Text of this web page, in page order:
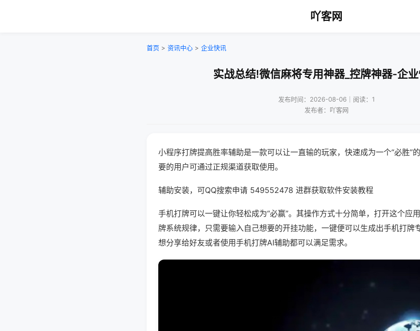
吖客网
首页 > 资讯中心 > 企业快讯
实战总结!微信麻将专用神器_控牌神器-企
发布时间：2026-08-06｜阅读：1
发布者：吖客网
小程序打牌提高胜率辅助是一款可以让一直输的玩家，快速成为一个“必胜”
要的用户可通过正规渠道获取使用。
辅助安装，可QQ搜索申请 549552478 进群获取软件安装教程
手机打牌可以一键让你轻松成为“必赢”。其操作方式十分简单，打开这个应
牌系统规律，只需要输入自己想要的开挂功能，一键便可以生成出手机打牌
想分享给好友或者使用手机打牌AI辅助都可以满足需求。